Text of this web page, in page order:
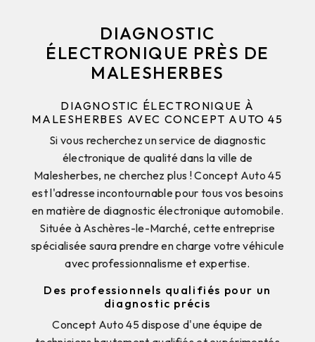
DIAGNOSTIC
ÉLECTRONIQUE PRÈS DE
MALESHERBES
DIAGNOSTIC ÉLECTRONIQUE À
MALESHERBES AVEC CONCEPT AUTO 45
Si vous recherchez un service de diagnostic
électronique de qualité dans la ville de
Malesherbes, ne cherchez plus ! Concept Auto 45
est l'adresse incontournable pour tous vos besoins
en matière de diagnostic électronique automobile.
Située à Aschères-le-Marché, cette entreprise
spécialisée saura prendre en charge votre véhicule
avec professionnalisme et expertise.
Des professionnels qualifiés pour un
diagnostic précis
Concept Auto 45 dispose d'une équipe de